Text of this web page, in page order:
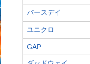
バースデイ
ユニクロ
GAP